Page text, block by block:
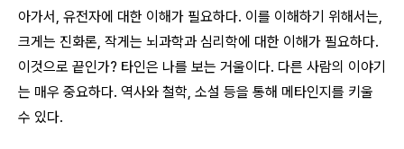
아가서, 유전자에 대한 이해가 필요하다. 이를 이해하기 위해서는,
크게는 진화론, 작게는 뇌과학과 심리학에 대한 이해가 필요하다.
이것으로 끝인가? 타인은 나를 보는 거울이다. 다른 사람의 이야기
는 매우 중요하다. 역사와 철학, 소설 등을 통해 메타인지를 키울
수 있다.